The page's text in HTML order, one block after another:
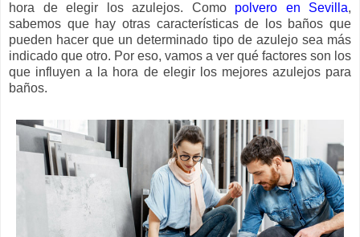
hora de elegir los azulejos. Como polvero en Sevilla,
sabemos que hay otras características de los baños que
pueden hacer que un determinado tipo de azulejo sea más
indicado que otro. Por eso, vamos a ver qué factores son los
que influyen a la hora de elegir los mejores azulejos para
baños.